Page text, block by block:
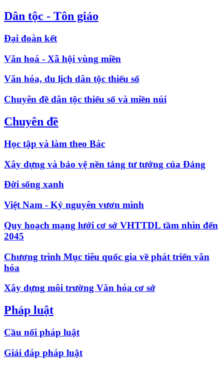
Dân tộc - Tôn giáo
Đại đoàn kết
Văn hoá - Xã hội vùng miền
Văn hóa, du lịch dân tộc thiểu số
Chuyên đề dân tộc thiểu số và miền núi
Chuyên đề
Học tập và làm theo Bác
Xây dựng và bảo vệ nền tảng tư tưởng của Đảng
Đời sống xanh
Việt Nam - Kỷ nguyên vươn mình
Quy hoạch mạng lưới cơ sở VHTTDL tầm nhìn đến
2045
Chương trình Mục tiêu quốc gia về phát triển văn
hóa
Xây dựng môi trường Văn hóa cơ sở
Pháp luật
Cầu nối pháp luật
Giải đáp pháp luật